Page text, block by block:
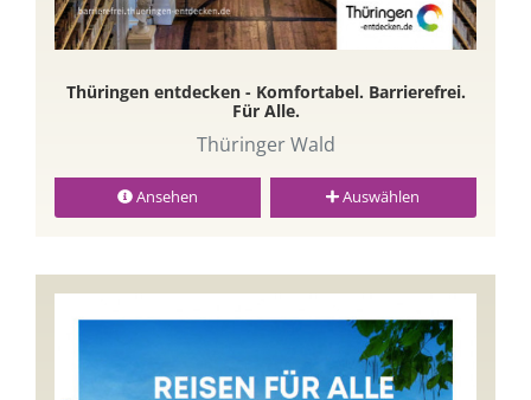
Thüringen entdecken - Komfortabel. Barrierefrei.
Für Alle.
Thüringer Wald
Ansehen Auswählen